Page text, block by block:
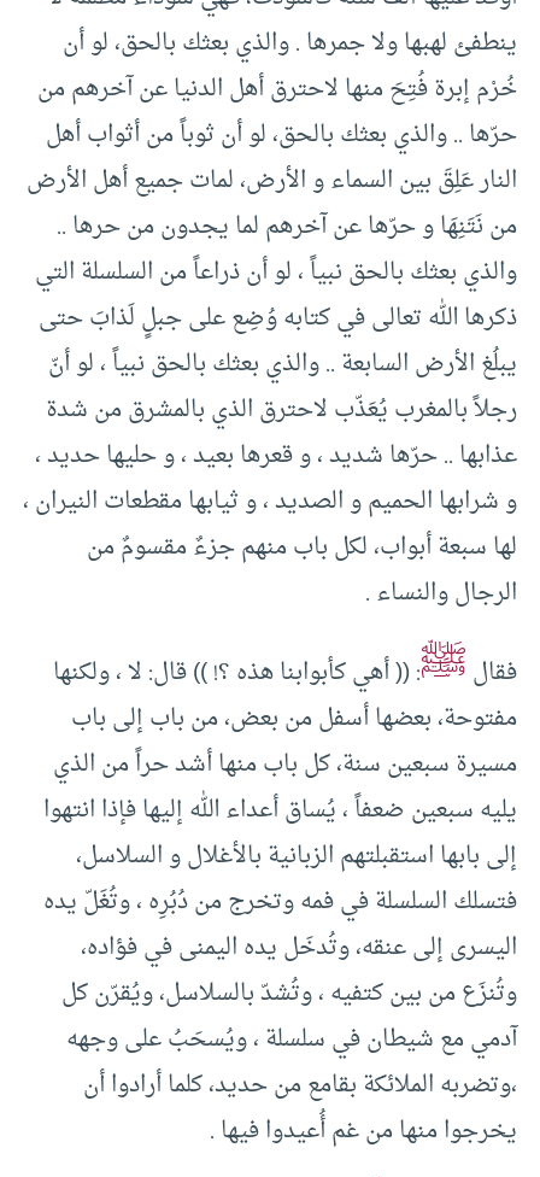
ينطفئ لهبها ولا جمرها . والذي بعثك بالحق، لو أن
خُرْم إبرة فُتِحَ منها لاحترق أهل الدنيا عن آخرهم من
حرّها .. والذي بعثك بالحق، لو أن ثوباً من أثواب أهل
النار عَلِقَ بين السماء و الأرض، لمات جميع أهل الأرض
من نَتَنِهَا و حرّها عن آخرهم لما يجدون من حرها ..
والذي بعثك بالحق نبياً ، لو أن ذراعاً من السلسلة التي
ذكرها الله تعالى في كتابه وُضِع على جبلٍ لَذابَ حتى
يبلُغ الأرض السابعة .. والذي بعثك بالحق نبياً ، لو أنّ
رجلاً بالمغرب يُعَذّب لاحترق الذي بالمشرق من شدة
عذابها .. حرّها شديد ، و قعرها بعيد ، و حليها حديد ،
و شرابها الحميم و الصديد ، و ثيابها مقطعات النيران ،
لها سبعة أبواب، لكل باب منهم جزءٌ مقسومٌ من
الرجال والنساء .
فقالﷺ: (( أهي كأبوابنا هذه ؟! )) قال: لا ، ولكنها
مفتوحة، بعضها أسفل من بعض، من باب إلى باب
مسيرة سبعين سنة، كل باب منها أشد حراً من الذي
يليه سبعين ضعفاً ، يُساق أعداء الله إليها فإذا انتهوا
إلى بابها استقبلتهم الزبانية بالأغلال و السلاسل،
فتسلك السلسلة في فمه وتخرج من دُبُرِه ، وتُغَلّ يده
اليسرى إلى عنقه، وتُدخَل يده اليمنى في فؤاده،
وتُنزَع من بين كتفيه ، وتُشدّ بالسلاسل، ويُقرّن كل
آدمي مع شيطان في سلسلة ، ويُسحَبُ على وجهه
،وتضربه الملائكة بقامع من حديد، كلما أرادوا أن
يخرجوا منها من غم أُعيدوا فيها .